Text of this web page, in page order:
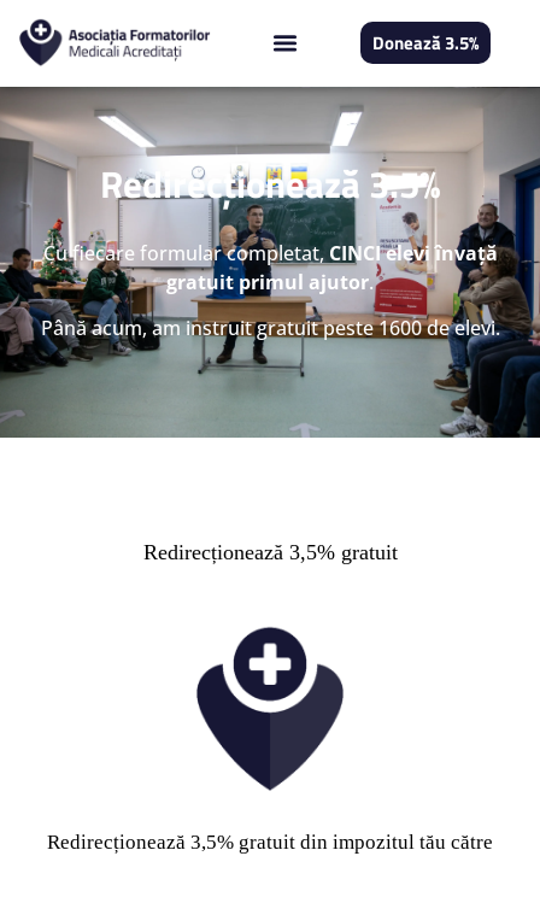
Donează 3.5%
Redirecționează 3.5%
Cu fiecare formular completat, CINCI elevi învață
gratuit primul ajutor.
Până acum, am instruit gratuit peste 1600 de elevi.